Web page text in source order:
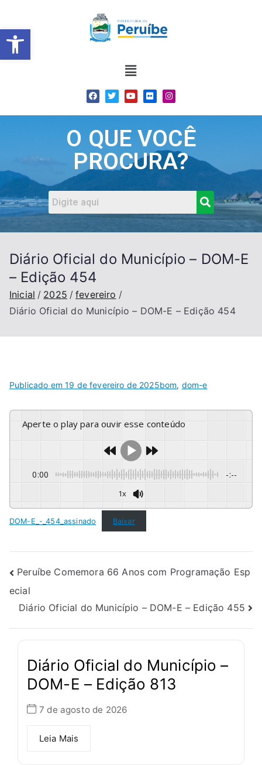
Barra de Ferramentas
O QUE VOCÊ
PROCURA?
Diário Oficial do Município – DOM-E
– Edição 454
Inicial 2025
fevereiro
Diário Oficial do Município – DOM-E – Edição 454
Publicado em19 de fevereiro de 2025bom, dom-e
Aperte o play para ouvir esse conteúdo
0:00 -:--
1x
DOM-E_-_454_assinado Baixar
Peruíbe Comemora 66 Anos com Programação Esp
ecial
Diário Oficial do Município – DOM-E – Edição 455
Diário Oficial do Município –
DOM-E – Edição 813
7 de agosto de 2026
Leia Mais